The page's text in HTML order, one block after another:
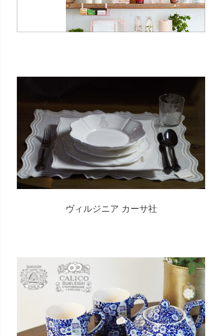
ヴィルジニア カーサ社